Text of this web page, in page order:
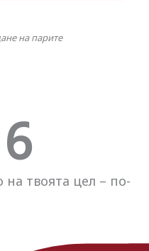
на парите​
на твоята цел – по-